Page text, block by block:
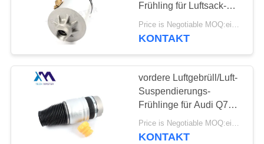
PRIVATSPHÄRE
POLITIK
Audi-Luft-
Suspendierungs-
Teile
Frühling für Luftsack-
Front 4E0616039AF
Audis A8
Price is Negotiable MOQ:ein pc/pcs
KONTAKT
vordere Luftgebrüll/Luft-
Suspendierungs-
Frühlinge für Audi Q7
7L6616403B
7L6616404B
Price is Negotiable MOQ:ein pc/pcs
KONTAKT